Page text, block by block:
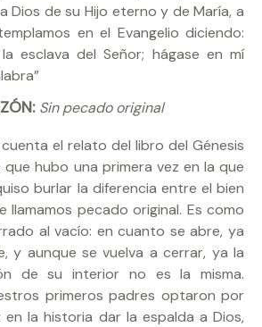
Dios de su Hijo eterno y de María, a
en el Evangelio diciendo:
esclava del Señor; hágase en mí
Sin pecado original
el relato del libro del Génesis
hubo una primera vez en la que
burlar la diferencia entre el bien
llamamos pecado original. Es como
al vacío: en cuanto se abre, ya
y aunque se vuelva a cerrar, ya la
de su interior no es la misma.
primeros padres optaron por
en la historia dar la espalda a Dios,